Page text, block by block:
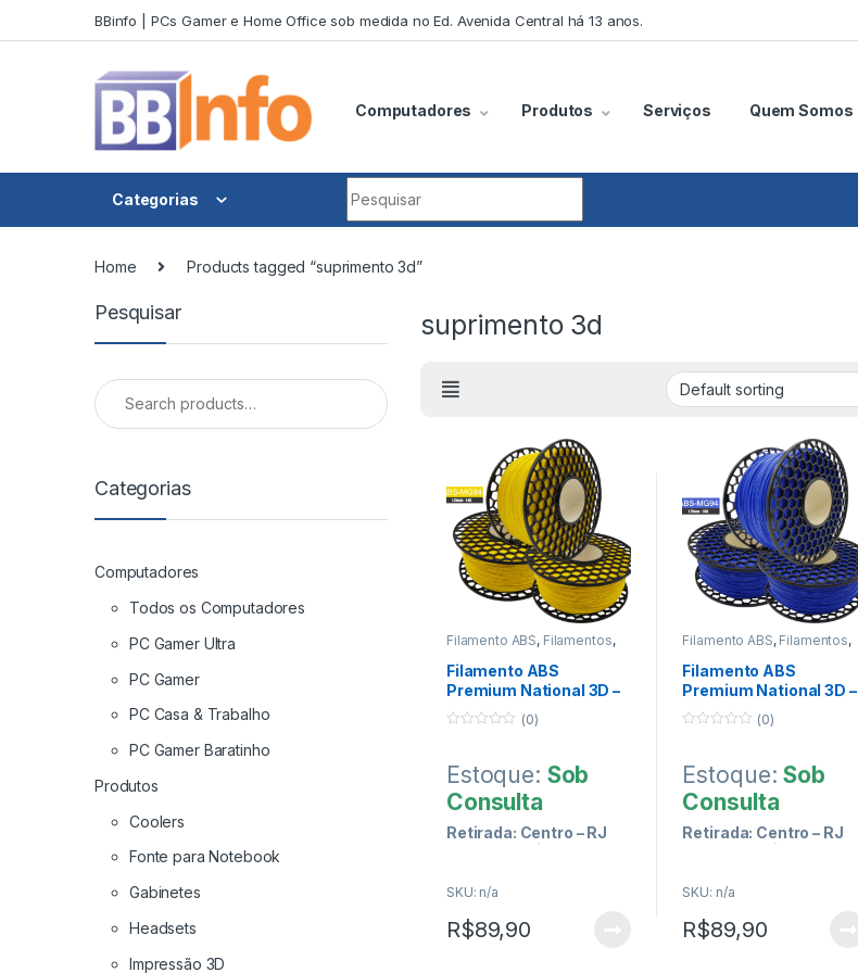
BBinfo | PCs Gamer e Home Office sob medida no Ed. Avenida Central há 13 anos.
Computadores Produtos Serviços Quem Somos
Categorias
Home Products tagged “suprimento 3d”
suprimento 3d
Filamento ABS, Filamentos,
Filamento ABS
Premium National 3D –
Amarelo
u
f
(0)
Estoque: Sob
Consulta
Retirada: Centro – RJ
(Lgo. da Carioca)
Formas de
SKU: n/a
R$89,90
Filamento ABS, Filamentos,
Filamento ABS
Premium National 3D –
Azul Perolado
u
f
(0)
Estoque:Sob
Consulta
Retirada: Centro – RJ
(Lgo. da Carioca)
Formas de
SKU: n/a
R$89,90
Pesquisar
Search for:
Categorias
Computadores
Todos os Computadores
PC Gamer Ultra
PC Gamer
PC Casa & Trabalho
PC Gamer Baratinho
Produtos
Coolers
Fonte para Notebook
Gabinetes
Headsets
Impressão 3D